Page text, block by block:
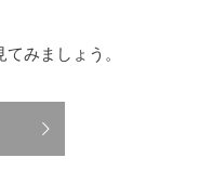
てみましょう。